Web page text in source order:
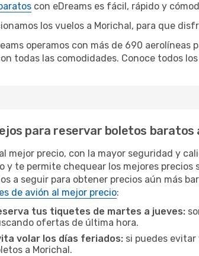
con eDreams es fácil, rápido y
los vuelos a Morichal, para que
operamos con más de 690
todas las comodidades. Conoce todos
para reservar boletos baratos
mejor precio, con la mayor seguridad y
y te permite chequear los mejores
a seguir para obtener precios aún más
de avión al mejor precio:
tus tiquetes de martes a jueves:
ofertas de última hora.
volar los días feriados: si puedes
a Morichal.